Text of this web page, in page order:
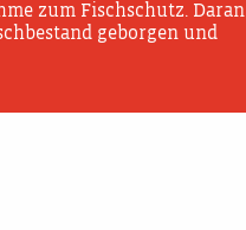
zum Fischschutz. Daran
geborgen und